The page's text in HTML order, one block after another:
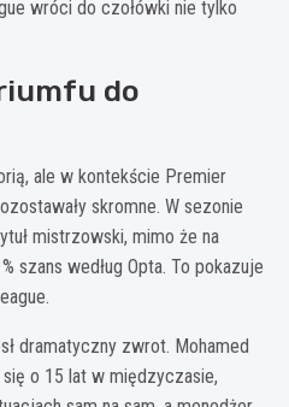
wróci do czołówki nie tylko
do
ale w kontekście Premier
skromne. W sezonie
mistrzowski, mimo że na
szans według Opta. To pokazuje
dramatyczny zwrot. Mohamed
o 15 lat w międzyczasie,